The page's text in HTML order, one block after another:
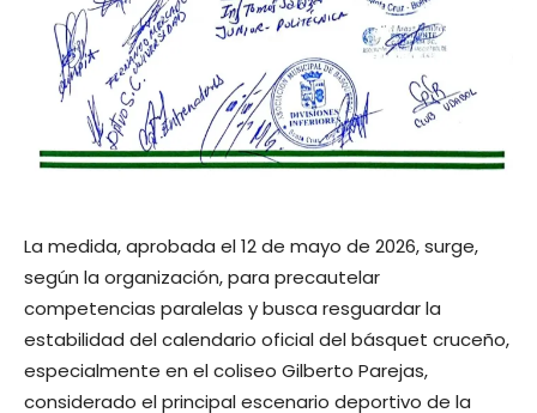
La medida, aprobada el 12 de mayo de 2026, surge,
según la organización, para precautelar
competencias paralelas y busca resguardar la
estabilidad del calendario oficial del básquet cruceño,
especialmente en el coliseo Gilberto Parejas,
considerado el principal escenario deportivo de la